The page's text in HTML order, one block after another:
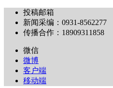
投稿邮箱
新闻采编：0931-8562277
传播合作：18909311858
微信
微博
客户端
移动端